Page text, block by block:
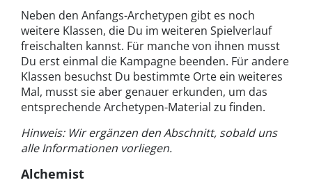
Neben den Anfangs-Archetypen gibt es noch
weitere Klassen, die Du im weiteren Spielverlauf
freischalten kannst. Für manche von ihnen musst
Du erst einmal die Kampagne beenden. Für andere
Klassen besuchst Du bestimmte Orte ein weiteres
Mal, musst sie aber genauer erkunden, um das
entsprechende Archetypen-Material zu finden.
Hinweis: Wir ergänzen den Abschnitt, sobald uns
alle Informationen vorliegen.
Alchemist